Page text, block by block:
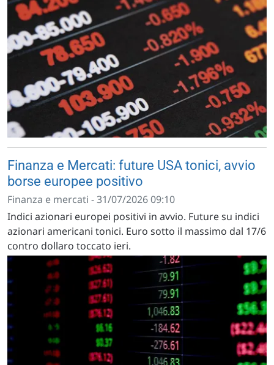
Finanza e Mercati: future USA tonici, avvio
borse europee positivo
Finanza e mercati - 31/07/2026 09:10
Indici azionari europei positivi in avvio. Future su indici
azionari americani tonici. Euro sotto il massimo dal 17/6
contro dollaro toccato ieri.